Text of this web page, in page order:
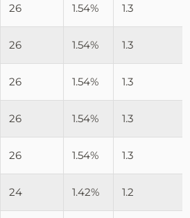
26 1.54% 1.3
26 1.54% 1.3
26 1.54% 1.3
26 1.54% 1.3
26 1.54% 1.3
24 1.42% 1.2